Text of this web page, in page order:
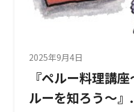
2025年9月4日
『ペルー料理講
ルーを知ろう～』